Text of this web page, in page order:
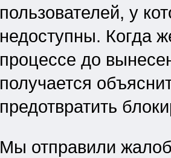
пользователей, у
недоступны. Когда
процессе до
получается
предотвратить
Мы отправили